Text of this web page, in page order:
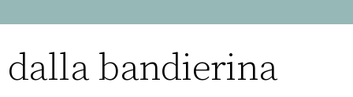
bandierina